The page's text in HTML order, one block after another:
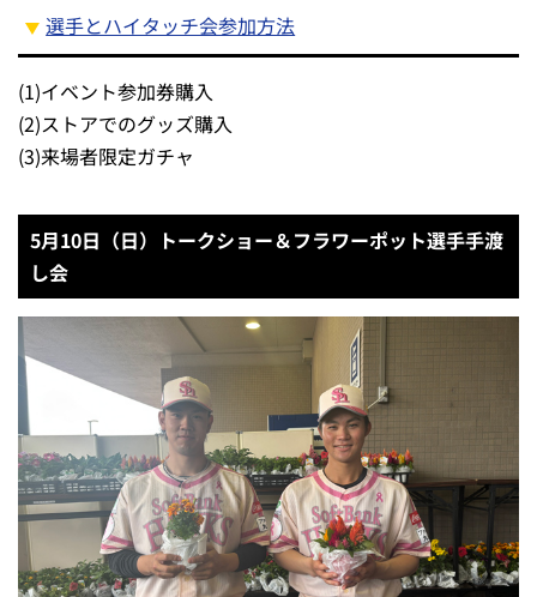
選手とハイタッチ会参加方法
(1)イベント参加券購入
(2)ストアでのグッズ購入
(3)来場者限定ガチャ
5月10日（日）トークショー＆フラワーポット選手手渡
し会